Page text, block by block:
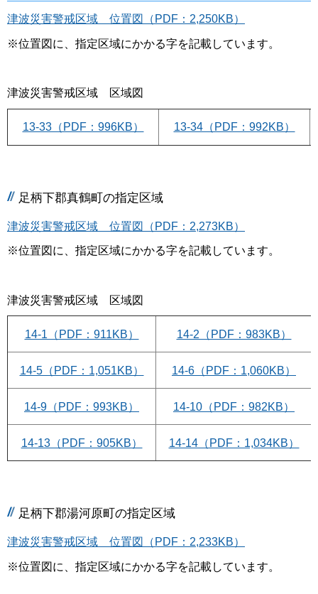
津波災害警戒区域 位置図（PDF：2,250KB）
※位置図に、指定区域にかかる字を記載しています。
津波災害警戒区域 区域図
13-33（PDF：996KB） 13-34（PDF：992KB）
足柄下郡真鶴町の指定区域
津波災害警戒区域 位置図（PDF：2,273KB）
※位置図に、指定区域にかかる字を記載しています。
津波災害警戒区域 区域図
14-1（PDF：911KB） 14-2（PDF：983KB）
14-5（PDF：1,051KB） 14-6（PDF：1,060KB）
14-9（PDF：993KB） 14-10（PDF：982KB）
14-13（PDF：905KB） 14-14（PDF：1,034KB）
足柄下郡湯河原町の指定区域
津波災害警戒区域 位置図（PDF：2,233KB）
※位置図に、指定区域にかかる字を記載しています。